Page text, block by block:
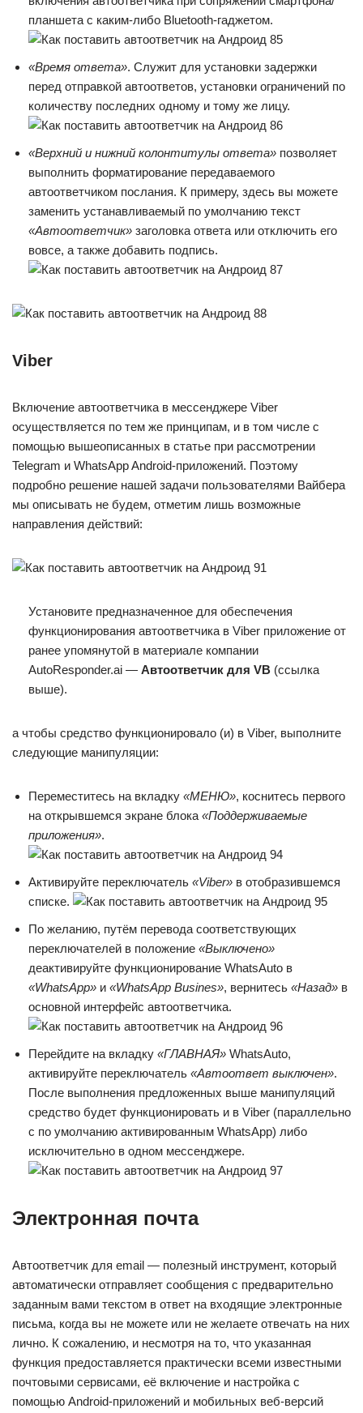
планшета с каким-либо Bluetooth-гаджетом.
«Время ответа». Служит для установки задержки
перед отправкой автоответов, установки ограничений по
количеству последних одному и тому же лицу.
«Верхний и нижний колонтитулы ответа» позволяет
выполнить форматирование передаваемого
автоответчиком послания. К примеру, здесь вы можете
заменить устанавливаемый по умолчанию текст
«Автоответчик» заголовка ответа или отключить его
вовсе, а также добавить подпись.
Viber
Включение автоответчика в мессенджере Viber
осуществляется по тем же принципам, и в том числе с
помощью вышеописанных в статье при рассмотрении
Telegram и WhatsApp Android-приложений. Поэтому
подробно решение нашей задачи пользователями Вайбера
мы описывать не будем, отметим лишь возможные
направления действий:
Установите предназначенное для обеспечения
функционирования автоответчика в Viber приложение от
ранее упомянутой в материале компании
AutoResponder.ai — Автоответчик для VB (ссылка
выше).
а чтобы средство функционировало (и) в Viber, выполните
следующие манипуляции:
Переместитесь на вкладку «МЕНЮ», коснитесь первого
на открывшемся экране блока «Поддерживаемые
приложения».
Активируйте переключатель «Viber» в отобразившемся
списке.
По желанию, путём перевода соответствующих
переключателей в положение «Выключено»
деактивируйте функционирование WhatsAuto в
«WhatsApp» и «WhatsApp Busines», вернитесь «Назад» в
основной интерфейс автоответчика.
Перейдите на вкладку «ГЛАВНАЯ» WhatsAuto,
активируйте переключатель «Автоответ выключен».
После выполнения предложенных выше манипуляций
средство будет функционировать и в Viber (параллельно
с по умолчанию активированным WhatsApp) либо
исключительно в одном мессенджере.
Электронная почта
Автоответчик для email — полезный инструмент, который
автоматически отправляет сообщения с предварительно
заданным вами текстом в ответ на входящие электронные
письма, когда вы не можете или не желаете отвечать на них
лично. К сожалению, и несмотря на то, что указанная
функция предоставляется практически всеми известными
почтовыми сервисами, её включение и настройка с
помощью Android-приложений и мобильных веб-версий